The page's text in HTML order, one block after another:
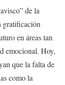
de la
gratificación
en áreas tan
emocional. Hoy,
que la falta de
como la